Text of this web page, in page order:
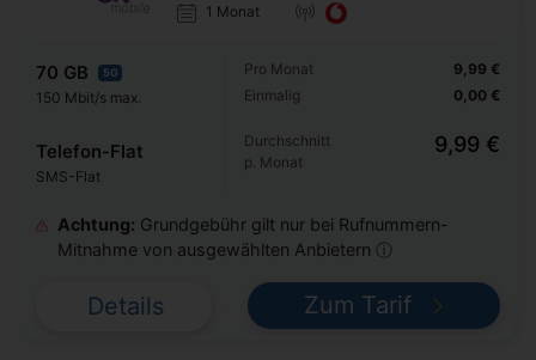
1 Monat
70 GB 5G
150 Mbit/s max.
Telefon-Flat
SMS-Flat
Pro Monat
Einmalig
9,99 €
0,00 €
Durchschnitt
p. Monat
9,99 €
Achtung: Grundgebühr gilt nur bei Rufnummern-
Mitnahme von ausgewählten Anbietern ⓘ
Details Zum Tarif